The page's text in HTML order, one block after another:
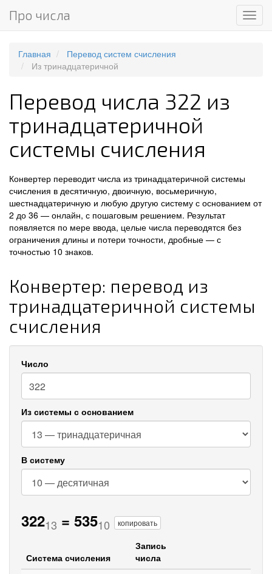
Меню
Про числа
Главная
Перевод систем счисления
Из тринадцатеричной
Перевод числа 322 из
тринадцатеричной
системы счисления
Конвертер переводит числа из тринадцатеричной системы
счисления в десятичную, двоичную, восьмеричную,
шестнадцатеричную и любую другую систему с основанием от
2 до 36 — онлайн, с пошаговым решением. Результат
появляется по мере ввода, целые числа переводятся без
ограничения длины и потери точности, дробные — с
точностью 10 знаков.
Конвертер: перевод из
тринадцатеричной системы
счисления
Число
Из системы с основанием
В систему
32213 = 53510 копировать
Система счисления
Запись
числа